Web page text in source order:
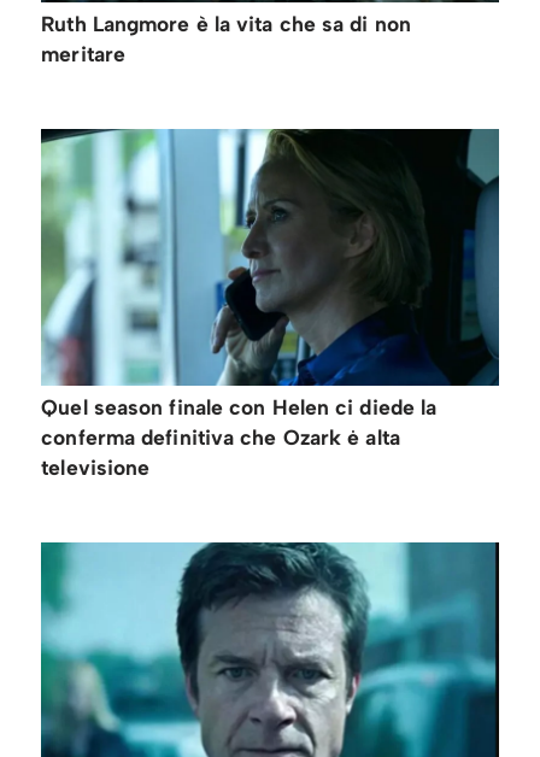
Ruth Langmore è la vita che sa di non
meritare
Quel season finale con Helen ci diede la
conferma definitiva che Ozark ė alta
televisione